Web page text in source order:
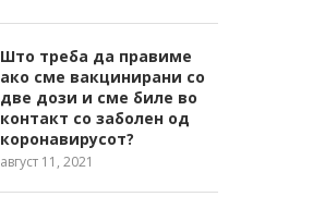
Што треба да правиме
ако сме вакцинирани со
две дози и сме биле во
контакт со заболен од
коронавирусот?
август 11, 2021